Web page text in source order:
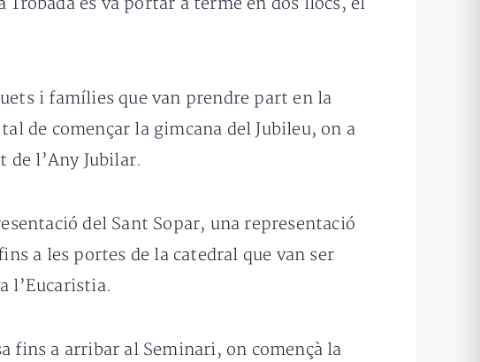
Trobada es va portar a terme en dos llocs, el
i famílies que van prendre part en la
de començar la gimcana del Jubileu, on a
l’Any Jubilar.
del Sant Sopar, una representació
a les portes de la catedral que van ser
l’Eucaristia.
fins a arribar al Seminari, on començà la